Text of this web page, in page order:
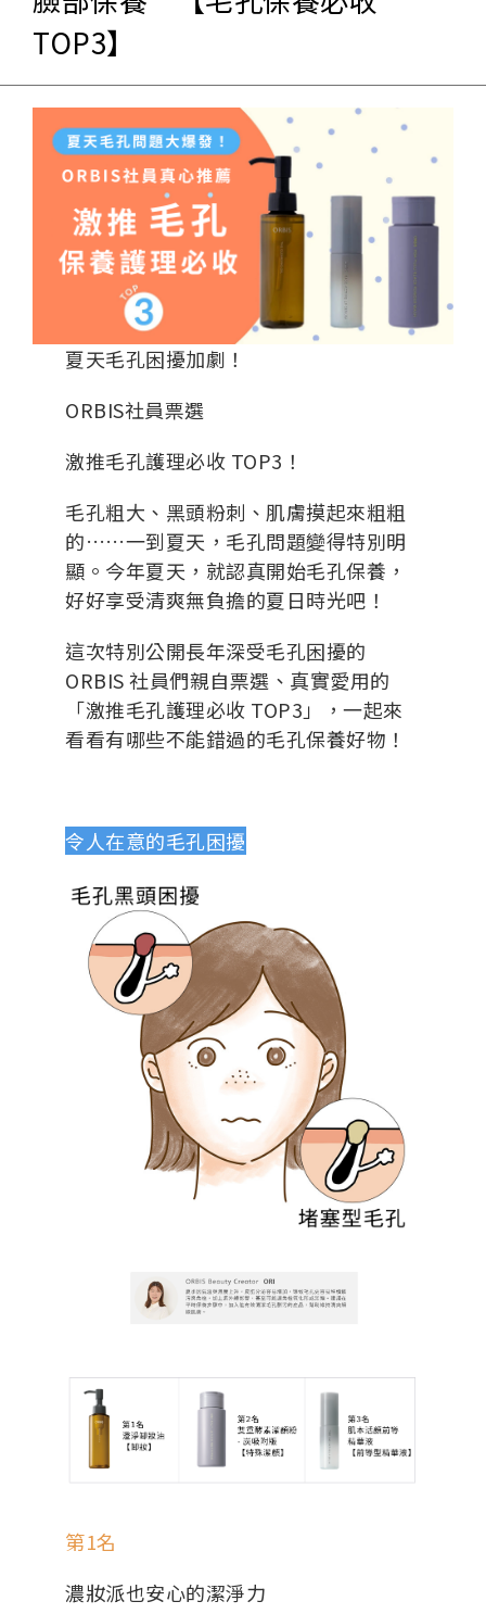
TOP3】
夏天毛孔困擾加劇！
ORBIS社員票選
激推毛孔護理必收 TOP3！
毛孔粗大、黑頭粉刺、肌膚摸起來粗粗
的……一到夏天，毛孔問題變得特別明
顯。今年夏天，就認真開始毛孔保養，
好好享受清爽無負擔的夏日時光吧！
這次特別公開長年深受毛孔困擾的
ORBIS 社員們親自票選、真實愛用的
「激推毛孔護理必收 TOP3」，一起來
看看有哪些不能錯過的毛孔保養好物！
令人在意的毛孔困擾
第1名
濃妝派也安心的潔淨力